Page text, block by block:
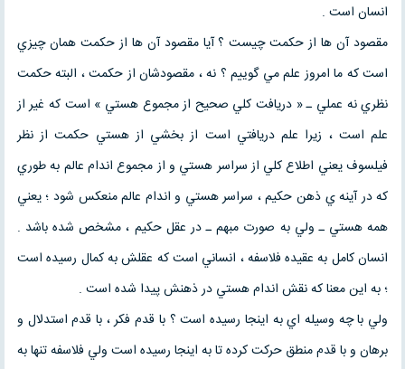
انسان است .
مقصود آن ها از حكمت چيست ؟ آيا مقصود آن ها از حكمت همان چيزي
است كه ما امروز علم مي گوييم ؟ نه ، مقصودشان از حكمت ، البته حكمت
نظري نه عملي ـ « دريافت كلي صحيح از مجموع هستي » است كه غير از
علم است ، زيرا علم دريافتي است از بخشي از هستي حكمت از نظر
فيلسوف يعني اطلاع كلي از سراسر هستي و از مجموع اندام عالم به طوري
كه در آينه ي ذهن حكيم ، سراسر هستي و اندام عالم منعكس شود ؛ يعني
همه هستي ـ ولي به صورت مبهم ـ در عقل حكيم ، مشخص شده باشد .
انسان كامل به عقيده فلاسفه ، انساني است كه عقلش به كمال رسيده است
؛ به اين معنا كه نقش اندام هستي در ذهنش پيدا شده است .
ولي با چه وسيله اي به اينجا رسيده است ؟ با قدم فكر ، با قدم استدلال و
برهان و با قدم منطق حركت كرده تا به اينجا رسيده است ولي فلاسفه تنها به